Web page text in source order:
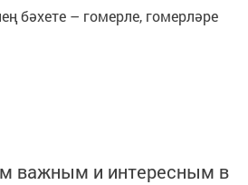
бәхете – гомерле, гомерләре
важным и интересным в